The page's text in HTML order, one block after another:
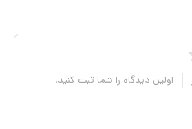
اولین دیدگاه را شما ثبت کنید.